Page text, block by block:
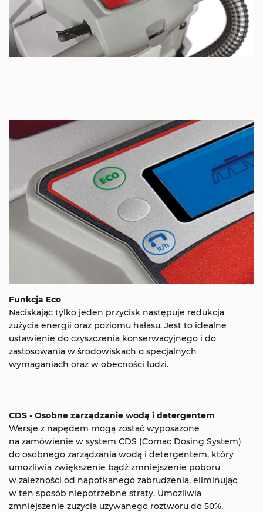
Funkcja Eco
Naciskając tylko jeden przycisk następuje redukcja
zużycia energii oraz poziomu hałasu. Jest to idealne
ustawienie do czyszczenia konserwacyjnego i do
zastosowania w środowiskach o specjalnych
wymaganiach oraz w obecności ludzi.
CDS - Osobne zarządzanie wodą i detergentem
Wersje z napędem mogą zostać wyposażone
na zamówienie w system CDS (Comac Dosing System)
do osobnego zarządzania wodą i detergentem, który
umożliwia zwiększenie bądź zmniejszenie poboru
w zależności od napotkanego zabrudzenia, eliminując
w ten sposób niepotrzebne straty. Umożliwia
zmniejszenie zużycia używanego roztworu do 50%.